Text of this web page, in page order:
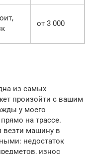
от 3 000
из самых
произойти с вашим
у моего
на трассе.
везти машину в
недостаток
износ